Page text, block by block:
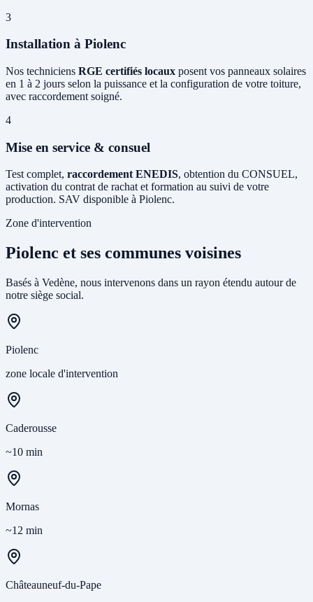
3
Installation à Piolenc
Nos techniciens RGE certifiés locaux posent vos panneaux solaires
en 1 à 2 jours selon la puissance et la configuration de votre toiture,
avec raccordement soigné.
4
Mise en service & consuel
Test complet, raccordement ENEDIS, obtention du CONSUEL,
activation du contrat de rachat et formation au suivi de votre
production. SAV disponible à Piolenc.
Zone d'intervention
Piolenc et ses communes voisines
Basés à Vedène, nous intervenons dans un rayon étendu autour de
notre siège social.
Piolenc
zone locale d'intervention
Caderousse
~10 min
Mornas
~12 min
Châteauneuf-du-Pape